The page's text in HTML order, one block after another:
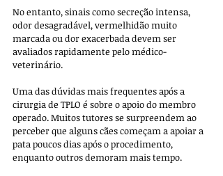
No entanto, sinais como secreção intensa,
odor desagradável, vermelhidão muito
marcada ou dor exacerbada devem ser
avaliados rapidamente pelo médico-
veterinário.
Uma das dúvidas mais frequentes após a
cirurgia de TPLO é sobre o apoio do membro
operado. Muitos tutores se surpreendem ao
perceber que alguns cães começam a apoiar a
pata poucos dias após o procedimento,
enquanto outros demoram mais tempo.